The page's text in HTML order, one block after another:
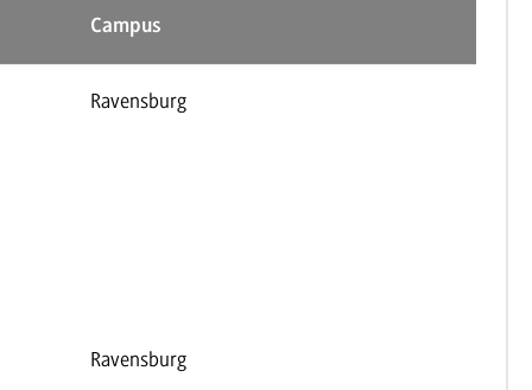
Campus
Ravensburg
Ravensburg